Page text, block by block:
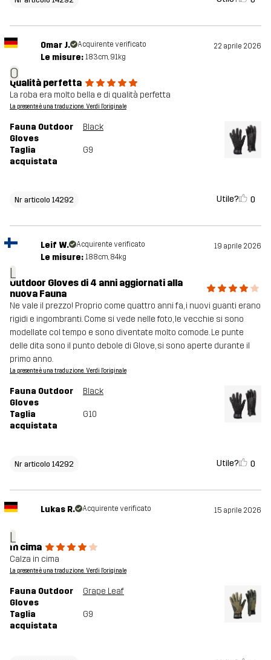
O
Omar J. Acquirente verificato 22 aprile 2026
Le misure: 183cm, 91kg
Qualità perfetta
La roba era molto bella e di qualità perfetta
La presente è una traduzione. Verdi l'originale
Fauna Outdoor
Gloves
Black
Taglia
acquistata
G9
Nr articolo 14292 Utile? 0
L
Leif W. Acquirente verificato 19 aprile 2026
Le misure: 188cm, 84kg
Outdoor Gloves di 4 anni aggiornati alla
nuova Fauna
Ne vale il prezzo! Proprio come quattro anni fa, i nuovi guanti erano
rigidi e ingombranti. Come si vede nelle foto, le vecchie si sono
modellate col tempo e sono diventate molto comode. Le punte
delle dita sono il punto debole di Glove, si sono aperte durante il
primo anno.
La presente è una traduzione. Verdi l'originale
Fauna Outdoor
Gloves
Black
Taglia
acquistata
G10
Nr articolo 14292 Utile? 0
L
Lukas R. Acquirente verificato 15 aprile 2026
In cima
Calza in cima
La presente è una traduzione. Verdi l'originale
Fauna Outdoor
Gloves
Grape Leaf
Taglia
acquistata
G9